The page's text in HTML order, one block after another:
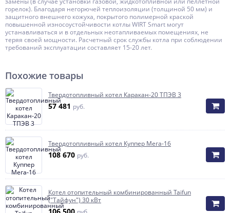
горелок). Благодаря негорючей теплоизоляции (толщиной 50 мм) и
защитного внешнего кожуха, покрытого полимерной краской
повышенной износоустойчивости котлы WIRT Smart могут
устанавливаться и в отдельных неотапливаемых помещениях, не
теряя своей мощности. Расчетный срок службы котла при соблюдении
требований эксплуатации составляет 15-20 лет.
Похожие товары
Твердотопливный котел Каракан-20 ТПЭВ 3
57 481 руб.
Твердотопливный котел Куппер Мега-16
108 670 руб.
Котел отопительный комбинированный Taifun
("Тайфун") 30 кВт